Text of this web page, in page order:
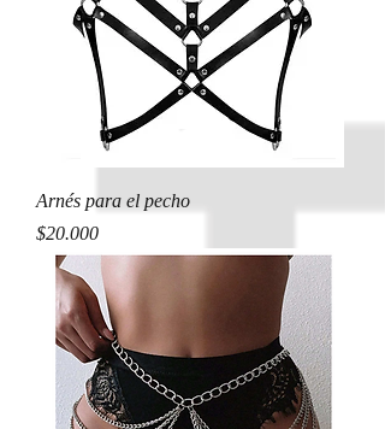
Arnés para el pecho
Precio
$20.000